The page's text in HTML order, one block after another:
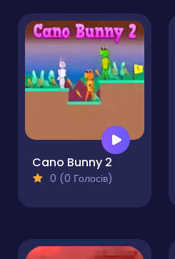
Cano Bunny 2
0 (0 Голосів)